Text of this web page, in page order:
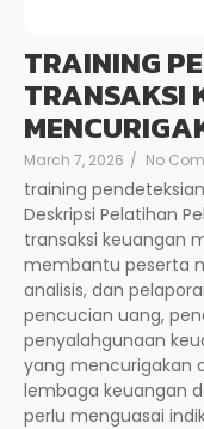
TRAINING
TRANSAKSI
March 7, 2026 / No
training
Deskripsi Pelatihan
transaksi keuangan
membantu peserta
analisis, dan
pencucian uang,
penyalahgunaan
yang mencurigakan
lembaga keuangan
perlu menguasai